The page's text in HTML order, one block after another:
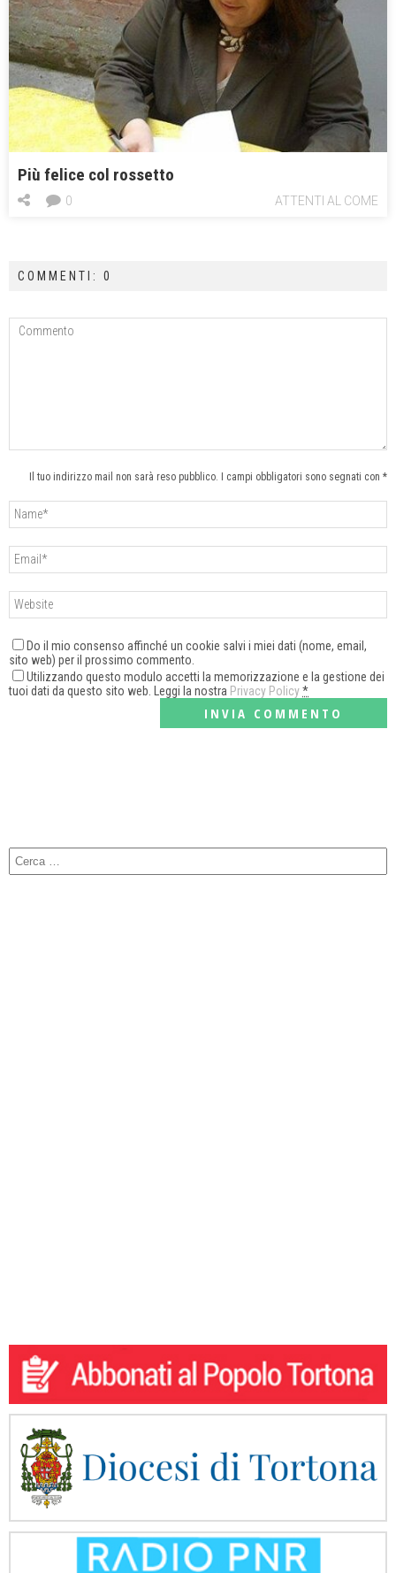
Più felice col rossetto
ATTENTI AL COME
0
COMMENTI: 0
Il tuo indirizzo mail non sarà reso pubblico. I campi obbligatori sono segnati con *
Do il mio consenso affinché un cookie salvi i miei dati (nome, email,
sito web) per il prossimo commento.
Utilizzando questo modulo accetti la memorizzazione e la gestione dei
tuoi dati da questo sito web. Leggi la nostra Privacy Policy*